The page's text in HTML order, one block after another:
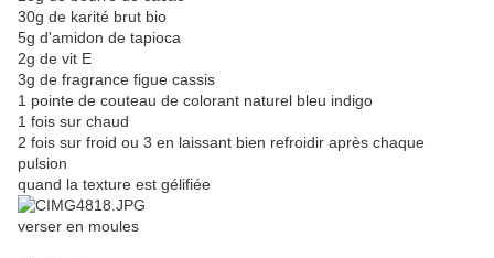
30g de karité brut bio
5g d'amidon de tapioca
2g de vit E
3g de fragrance figue cassis
1 pointe de couteau de colorant naturel bleu indigo
1 fois sur chaud
2 fois sur froid ou 3 en laissant bien refroidir après chaque
pulsion
quand la texture est gélifiée
verser en moules